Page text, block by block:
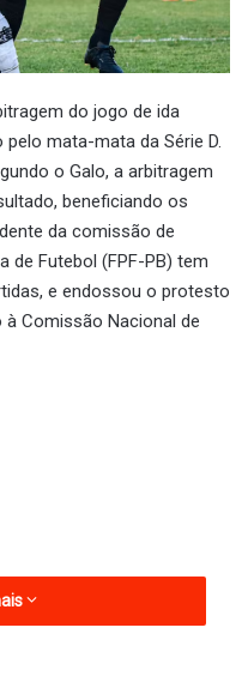
do jogo de ida
mata-mata da Série D.
o Galo, a arbitragem
beneficiando os
da comissão de
de Futebol (FPF-PB) tem
e endossou o protesto
Comissão Nacional de